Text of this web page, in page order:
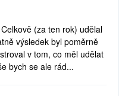
(za ten rok) udělal
výsledek byl poměrně
v tom, co měl udělat
bych se ale rád...